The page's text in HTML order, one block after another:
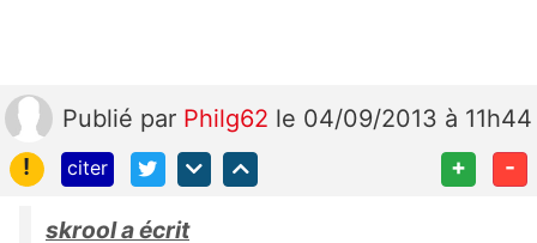
Publié par Philg62 le 04/09/2013 à 11h44
!
citer + -
skrool a écrit